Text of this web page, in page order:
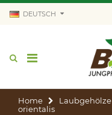
DEUTSCH
Home Laubgehölze
orientalis